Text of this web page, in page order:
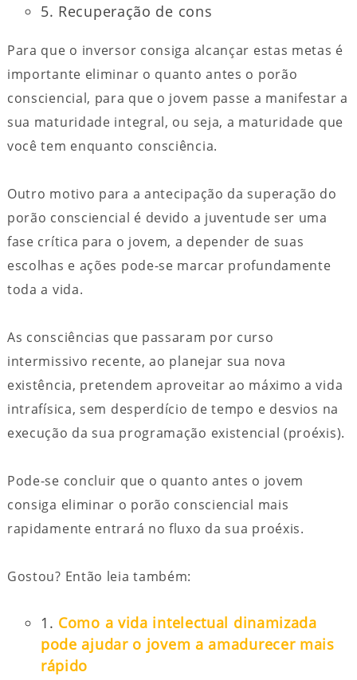
5. Recuperação de cons
Para que o inversor consiga alcançar estas metas é
importante eliminar o quanto antes o porão
consciencial, para que o jovem passe a manifestar a
sua maturidade integral, ou seja, a maturidade que
você tem enquanto consciência.
Outro motivo para a antecipação da superação do
porão consciencial é devido a juventude ser uma
fase crítica para o jovem, a depender de suas
escolhas e ações pode-se marcar profundamente
toda a vida.
As consciências que passaram por curso
intermissivo recente, ao planejar sua nova
existência, pretendem aproveitar ao máximo a vida
intrafísica, sem desperdício de tempo e desvios na
execução da sua programação existencial (proéxis).
Pode-se concluir que o quanto antes o jovem
consiga eliminar o porão consciencial mais
rapidamente entrará no fluxo da sua proéxis.
Gostou? Então leia também:
1. Como a vida intelectual dinamizada
pode ajudar o jovem a amadurecer mais
rápido